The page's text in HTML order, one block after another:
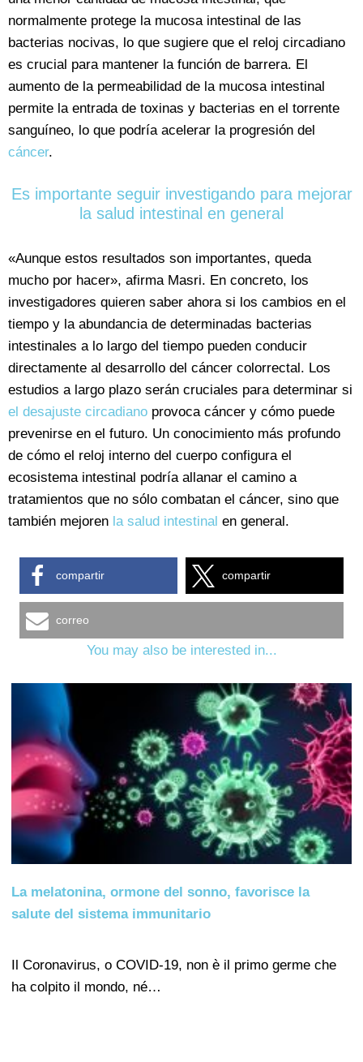
normalmente protege la mucosa intestinal de las
bacterias nocivas, lo que sugiere que el reloj circadiano
es crucial para mantener la función de barrera. El
aumento de la permeabilidad de la mucosa intestinal
permite la entrada de toxinas y bacterias en el torrente
sanguíneo, lo que podría acelerar la progresión del
cáncer.
Es importante seguir investigando para mejorar
la salud intestinal en general
«Aunque estos resultados son importantes, queda
mucho por hacer», afirma Masri. En concreto, los
investigadores quieren saber ahora si los cambios en el
tiempo y la abundancia de determinadas bacterias
intestinales a lo largo del tiempo pueden conducir
directamente al desarrollo del cáncer colorrectal. Los
estudios a largo plazo serán cruciales para determinar si
el desajuste circadiano provoca cáncer y cómo puede
prevenirse en el futuro. Un conocimiento más profundo
de cómo el reloj interno del cuerpo configura el
ecosistema intestinal podría allanar el camino a
tratamientos que no sólo combatan el cáncer, sino que
también mejoren la salud intestinal en general.
compartir compartir
correo
You may also be interested in...
La melatonina, ormone del sonno, favorisce la
salute del sistema immunitario
Il Coronavirus, o COVID-19, non è il primo germe che
ha colpito il mondo, né…